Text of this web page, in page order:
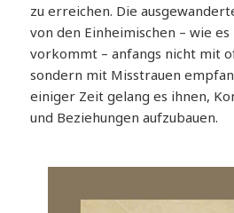
zu erreichen. Die
von den Einheimischen – wie
vorkommt – anfangs nicht mit
sondern mit Misstrauen
einiger Zeit gelang es ihnen,
und Beziehungen aufzubauen.